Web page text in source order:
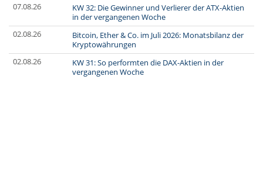
07.08.26
KW 32: Die Gewinner und Verlierer der ATX-Aktien
in der vergangenen Woche
02.08.26
Bitcoin, Ether & Co. im Juli 2026: Monatsbilanz der
Kryptowährungen
02.08.26
KW 31: So performten die DAX-Aktien in der
vergangenen Woche